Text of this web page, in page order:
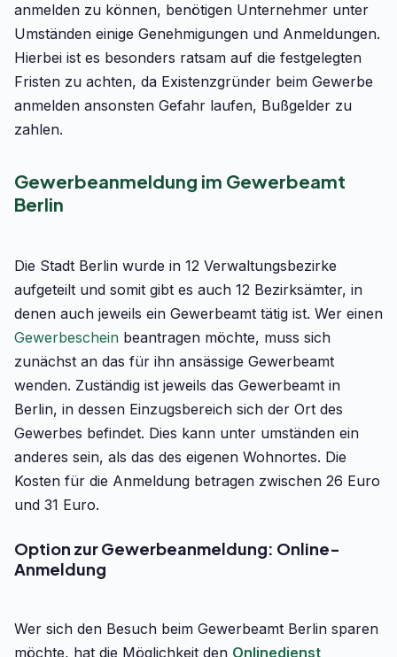
anmelden zu können, benötigen Unternehmer unter
Umständen einige Genehmigungen und Anmeldungen.
Hierbei ist es besonders ratsam auf die festgelegten
Fristen zu achten, da Existenzgründer beim Gewerbe
anmelden ansonsten Gefahr laufen, Bußgelder zu
zahlen.
Gewerbeanmeldung im Gewerbeamt
Berlin
Die Stadt Berlin wurde in 12 Verwaltungsbezirke
aufgeteilt und somit gibt es auch 12 Bezirksämter, in
denen auch jeweils ein Gewerbeamt tätig ist. Wer einen
Gewerbeschein beantragen möchte, muss sich
zunächst an das für ihn ansässige Gewerbeamt
wenden. Zuständig ist jeweils das Gewerbeamt in
Berlin, in dessen Einzugsbereich sich der Ort des
Gewerbes befindet. Dies kann unter umständen ein
anderes sein, als das des eigenen Wohnortes. Die
Kosten für die Anmeldung betragen zwischen 26 Euro
und 31 Euro.
Option zur Gewerbeanmeldung: Online-
Anmeldung
Wer sich den Besuch beim Gewerbeamt Berlin sparen
möchte, hat die Möglichkeit den Onlinedienst